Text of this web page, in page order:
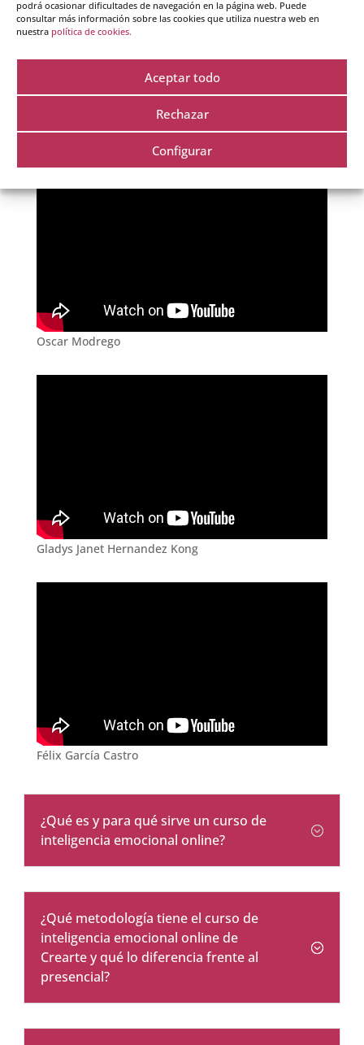
podrá ocasionar dificultades de navegación en la página web. Puede
consultar más información sobre las cookies que utiliza nuestra web en
nuestra política de cookies.
Aceptar todo
Rechazar
Configurar
Más información
Oscar Modrego
Gladys Janet Hernandez Kong
Félix García Castro
¿Qué es y para qué sirve un curso de
inteligencia emocional online?
¿Qué metodología tiene el curso de
inteligencia emocional online de
Crearte y qué lo diferencia frente al
presencial?